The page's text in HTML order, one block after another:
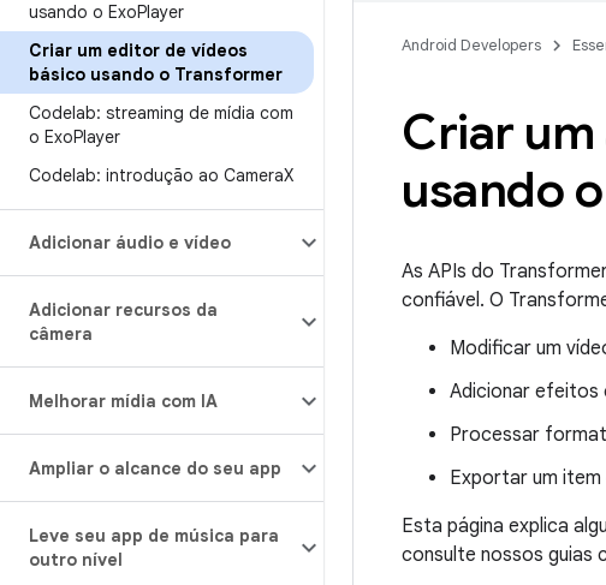
usando o ExoPlayer
Criar um editor de vídeos
básico usando o Transformer
Codelab: streaming de mídia com
o ExoPlayer
Codelab: introdução ao CameraX
Adicionar áudio e vídeo
Adicionar recursos da
câmera
Melhorar mídia com IA
Ampliar o alcance do seu app
Leve seu app de música para
outro nível
Android Developers
Criar
usando
As APIs do
confiável. O
Modificar um
Adicionar
Processar
Exportar um item
Esta página explica
consulte nossos guias